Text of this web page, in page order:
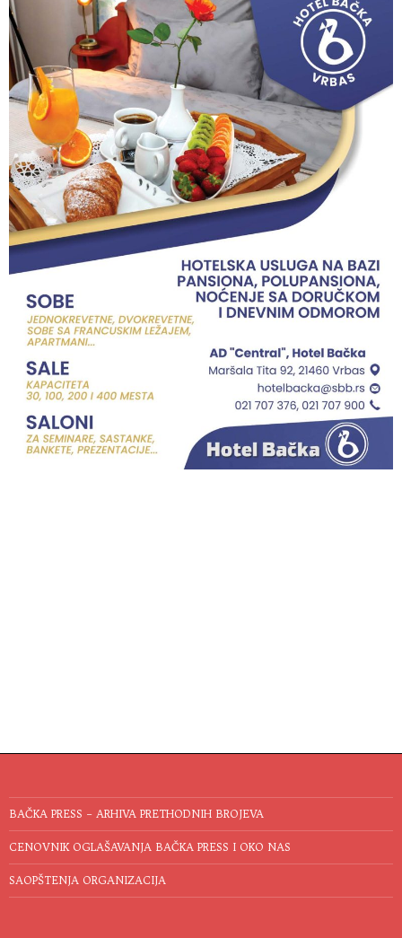
BAČKA PRESS – ARHIVA PRETHODNIH BROJEVA
CENOVNIK OGLAŠAVANJA BAČKA PRESS I OKO NAS
SAOPŠTENJA ORGANIZACIJA